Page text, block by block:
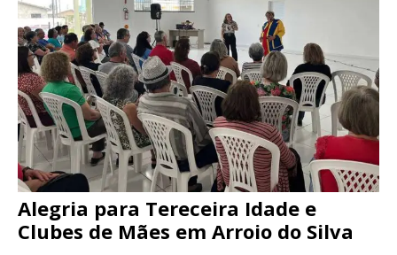
Alegria para Tereceira Idade e
Clubes de Mães em Arroio do Silva